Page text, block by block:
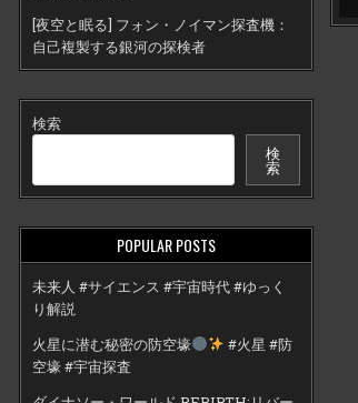
[夜空と眠る] フォン・ノイマン探査機：
自己複製する銀河の探検者
検索
検
索
POPULAR POSTS
未来人 #サイエンス #宇宙時代 #ゆっく
り解説
火星に潜む秘密の防空壕
#火星 #防
空壕 #宇宙探査